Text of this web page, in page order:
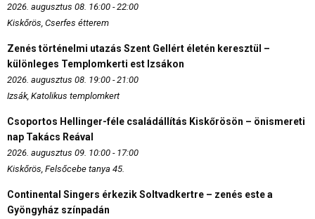
2026. augusztus 08. 16:00 - 22:00
Kiskőrös, Cserfes étterem
Zenés történelmi utazás Szent Gellért életén keresztül –
különleges Templomkerti est Izsákon
2026. augusztus 08. 19:00 - 21:00
Izsák, Katolikus templomkert
Csoportos Hellinger-féle családállítás Kiskőrösön – önismereti
nap Takács Reával
2026. augusztus 09. 10:00 - 17:00
Kiskőrös, Felsőcebe tanya 45.
Continental Singers érkezik Soltvadkertre – zenés este a
Gyöngyház színpadán